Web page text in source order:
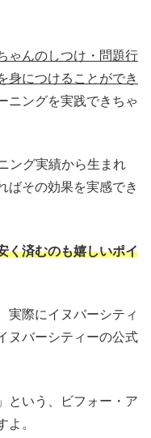
ゃんのしつけ・問題行
身につけることができ
ニングを実践できちゃ
ング実績から生まれ
ばその効果を実感でき
く済むのも嬉しいポイ
実際にイヌバーシティ
ヌバーシティーの公式
という、ビフォー・ア
よ。